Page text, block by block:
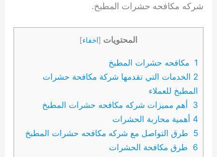
شركه مكافحه حشرات المطبخ.
المحتويات [اخفاء]
1 مكافحه حشرات المطبخ
2 الخدمات التي تقدمها شركة مكافحة حشرات
المطبخ للعملاء
3 أهم مميزات شركه مكافحه حشرات المطبخ
4 أهمية محاربة الحشرات
5 طرق التواصل مع شركه مكافحه حشرات المطبخ
6 طرق مكافحة الحشرات